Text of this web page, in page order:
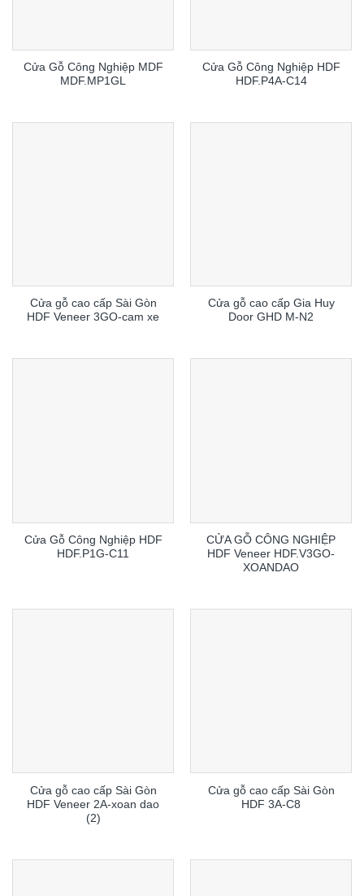
Cửa Gỗ Công Nghiệp MDF
MDF.MP1GL
Cửa Gỗ Công Nghiệp HDF
HDF.P4A-C14
Cửa gỗ cao cấp Sài Gòn
HDF Veneer 3GO-cam xe
Cửa gỗ cao cấp Gia Huy
Door GHD M-N2
Cửa Gỗ Công Nghiệp HDF
HDF.P1G-C11
CỬA GỖ CÔNG NGHIỆP
HDF Veneer HDF.V3GO-
XOANDAO
Cửa gỗ cao cấp Sài Gòn
HDF Veneer 2A-xoan dao
(2)
Cửa gỗ cao cấp Sài Gòn
HDF 3A-C8